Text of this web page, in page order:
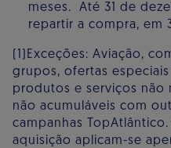
meses. Até 31 de
repartir a compra, em
(1)Exceções: Aviação,
grupos, ofertas
produtos e serviços não
não acumuláveis com
campanhas
aquisição aplicam-se